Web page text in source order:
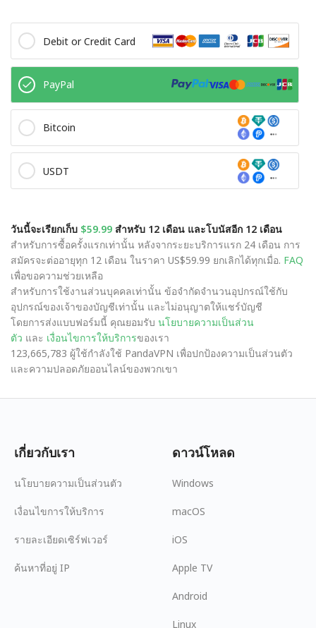
Debit or Credit Card
PayPal
Bitcoin
USDT
วันนี้จะเรียกเก็บ $59.99 สำหรับ 12 เดือน และโบนัสอีก 12 เดือน
สำหรับการซื้อครั้งแรกเท่านั้น หลังจากระยะบริการแรก 24 เดือน การ
สมัครจะต่ออายุทุก 12 เดือน ในราคา US$59.99 ยกเลิกได้ทุกเมื่อ. FAQ
เพื่อขอความช่วยเหลือ
สำหรับการใช้งานส่วนบุคคลเท่านั้น ข้อจำกัดจำนวนอุปกรณ์ใช้กับ
อุปกรณ์ของเจ้าของบัญชีเท่านั้น และไม่อนุญาตให้แชร์บัญชี
โดยการส่งแบบฟอร์มนี้ คุณยอมรับ นโยบายความเป็นส่วน
ตัว และ เงื่อนไขการให้บริการของเรา
123,665,783 ผู้ใช้กำลังใช้ PandaVPN เพื่อปกป้องความเป็นส่วนตัว
และความปลอดภัยออนไลน์ของพวกเขา
เกี่ยวกับเรา
นโยบายความเป็นส่วนตัว
เงื่อนไขการให้บริการ
รายละเอียดเซิร์ฟเวอร์
ค้นหาที่อยู่ IP
ดาวน์โหลด
Windows
macOS
iOS
Apple TV
Android
Linux